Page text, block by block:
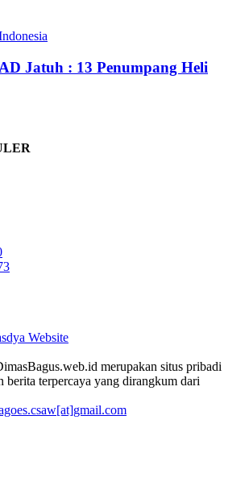
Jatuh : 13 Penumpang Heli
merupakan situs pribadi
berita terpercaya yang dirangkum dari